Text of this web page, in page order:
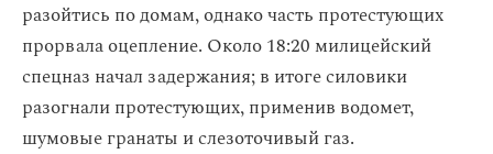
разойтись по домам, однако часть протестующих
прорвала оцепление. Около 18:20 милицейский
спецназ начал задержания; в итоге силовики
разогнали протестующих, применив водомет,
шумовые гранаты и слезоточивый газ.